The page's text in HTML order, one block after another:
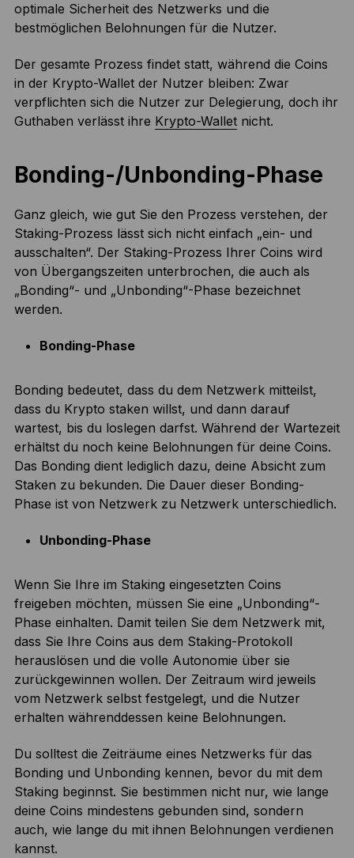
optimale Sicherheit des Netzwerks und die
bestmöglichen Belohnungen für die Nutzer.
Der gesamte Prozess findet statt, während die Coins
in der Krypto-Wallet der Nutzer bleiben: Zwar
verpflichten sich die Nutzer zur Delegierung, doch ihr
Guthaben verlässt ihre Krypto-Walletnicht.
Bonding-/Unbonding-Phase
Ganz gleich, wie gut Sie den Prozess verstehen, der
Staking-Prozess lässt sich nicht einfach „ein- und
ausschalten“. Der Staking-Prozess Ihrer Coins wird
von Übergangszeiten unterbrochen, die auch als
„Bonding“- und „Unbonding“-Phase bezeichnet
werden.
Bonding-Phase
Bonding bedeutet, dass du dem Netzwerk mitteilst,
dass du Krypto staken willst, und dann darauf
wartest, bis du loslegen darfst. Während der Wartezeit
erhältst du noch keine Belohnungen für deine Coins.
Das Bonding dient lediglich dazu, deine Absicht zum
Staken zu bekunden. Die Dauer dieser Bonding-
Phase ist von Netzwerk zu Netzwerk unterschiedlich.
Unbonding-Phase
Wenn Sie Ihre im Staking eingesetzten Coins
freigeben möchten, müssen Sie eine „Unbonding“-
Phase einhalten. Damit teilen Sie dem Netzwerk mit,
dass Sie Ihre Coins aus dem Staking-Protokoll
herauslösen und die volle Autonomie über sie
zurückgewinnen wollen. Der Zeitraum wird jeweils
vom Netzwerk selbst festgelegt, und die Nutzer
erhalten währenddessen keine Belohnungen.
Du solltest die Zeiträume eines Netzwerks für das
Bonding und Unbonding kennen, bevor du mit dem
Staking beginnst. Sie bestimmen nicht nur, wie lange
deine Coins mindestens gebunden sind, sondern
auch, wie lange du mit ihnen Belohnungen verdienen
kannst.